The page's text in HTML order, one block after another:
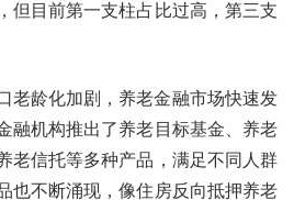
但目前第一支柱占比过高，第三支
老龄化加剧，养老金融市场快速发
融机构推出了养老目标基金、养老
老信托等多种产品，满足不同人群
也不断涌现，像住房反向抵押养老